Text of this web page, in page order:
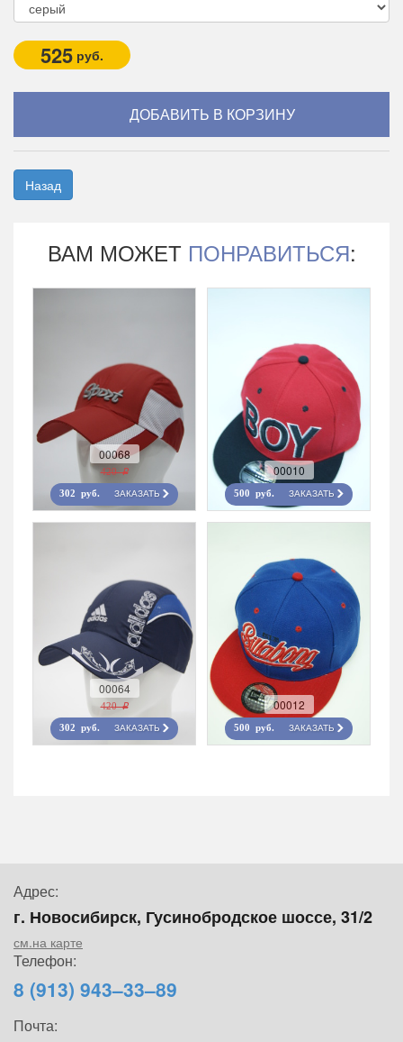
525 руб.
Назад
ВАМ МОЖЕТ ПОНРАВИТЬСЯ:
00068
420 r
302 руб. ЗАКАЗАТЬ
00010
500 руб. ЗАКАЗАТЬ
00064
420 r
302 руб. ЗАКАЗАТЬ
00012
500 руб. ЗАКАЗАТЬ
Адрес:
г. Новосибирск, Гусинобродское шоссе, 31/2
см.на карте
Телефон:
8 (913) 943–33–89
Почта: